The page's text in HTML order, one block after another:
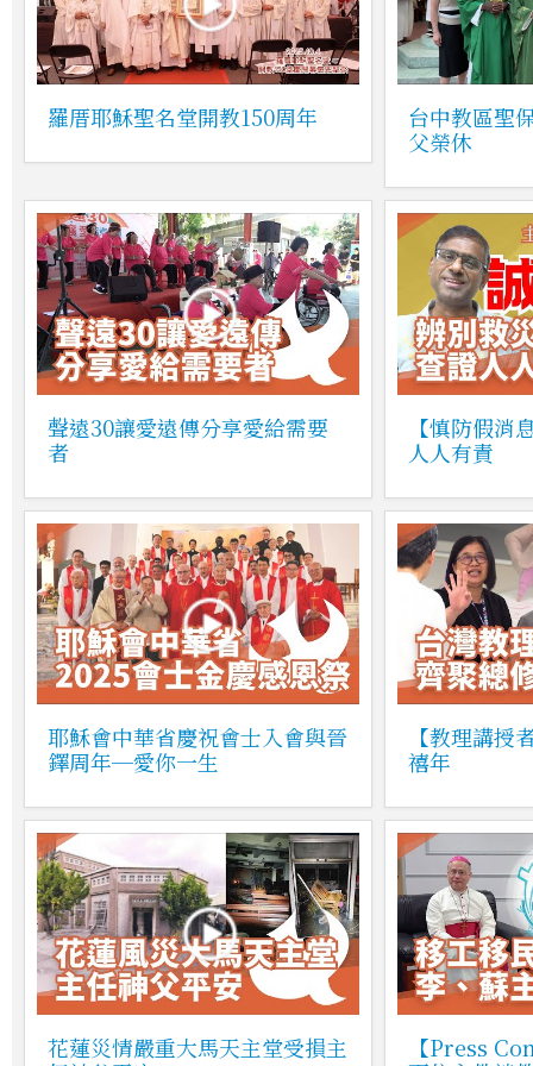
羅厝耶穌聖名堂開教150周年
台中教區聖
父榮休
聲遠30讓愛遠傳分享愛給需要
者
【慎防假消
人人有責
耶穌會中華省慶祝會士入會與晉
鐸周年─愛你一生
【教理講授
禧年
花蓮災情嚴重大馬天主堂受損主
【Press